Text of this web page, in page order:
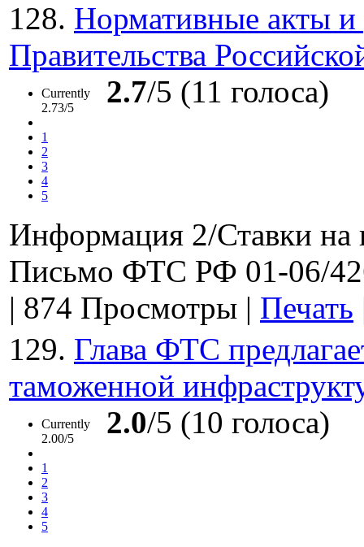
128. Нормативные акты
Правительства
Currently
2.73/5
1
2
3
4
5
2.7/5 (11 голоса)
Информация 2/Ставки на
Письмо ФТС РФ 01-06/
| 874 Просмотры | Печать
129. Глава ФТС
таможенной
Currently
2.00/5
1
2
3
4
5
2.0/5 (10 голоса)